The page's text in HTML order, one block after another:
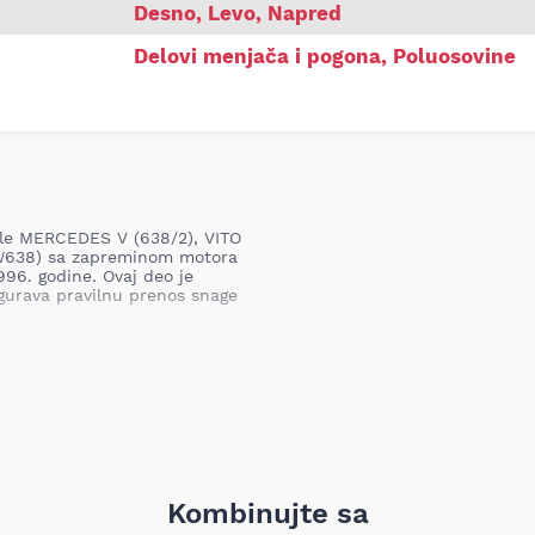
Desno, Levo, Napred
Delovi menjača i pogona, Poluosovine
MERCEDES V (638/2), VITO
sa zapreminom motora
godine. Ovaj deo je
pravilnu prenos snage
sa menjača na
poluosovina nije ispravna,
sve koji traže dugotrajnoKombinujte sa